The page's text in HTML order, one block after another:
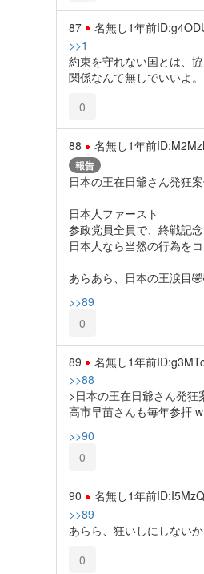
87 名無し1年前
>>1
約束を守れない国とは、協
関係なんて無しでいいよ。
0
88 名無し1年前
報告
日本の王在日爺さん発狂
日本人ファースト
参政党員全員で、終戦記
日本人なら当然の行為を
あらあら、日本の王涙目
>>89
0
89 名無し1年前
>>88
>日本の王在日爺さん発狂
高市早苗さんも毎年参拝 w
>>90
0
90 名無し1年前
>>89
あらら、狂いしにしない
0